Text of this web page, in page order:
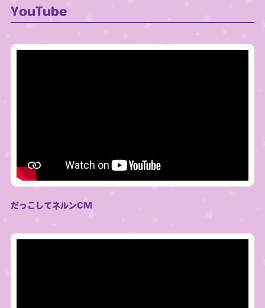
YouTube
だっこしてネルンCM